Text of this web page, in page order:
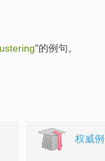
"的例句。
权威